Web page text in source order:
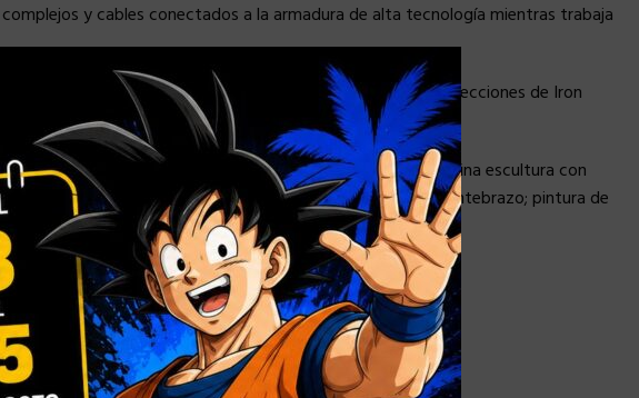
y cables conectados a la armadura de alta tecnología mientras trabaja
de construcción) para que los fanáticos completen sus colecciones de Iron
Mide aproximadamente 39 cm de alto, presenta una fina escultura con
funciones de iluminación LED en ojos, reactor de arco y antebrazo; pintura de